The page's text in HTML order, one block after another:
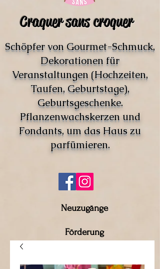
Craquer sans croquer
Schöpfer von Gourmet-Schmuck,
Dekorationen für
Veranstaltungen (Hochzeiten,
Taufen, Geburtstage),
Geburtsgeschenke.
Pflanzenwachskerzen und
Fondants, um das Haus zu
parfümieren.
Neuzugänge
Förderung